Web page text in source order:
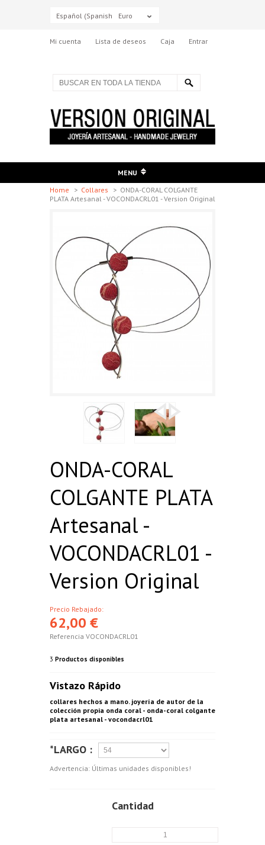
Español (Spanish) Euro
Mi cuenta Lista de deseos Caja Entrar
MENU
Home
> Collares > ONDA-CORAL COLGANTE
PLATA Artesanal - VOCONDACRL01 - Version Original
ONDA-CORAL
COLGANTE PLATA
Artesanal -
VOCONDACRL01 -
Version Original
Precio Rebajado:
62,00 €
Referencia VOCONDACRL01
3 Productos disponibles
Vistazo Rápido
collares hechos a mano. joyería de autor de la
colección propia onda coral - onda-coral colgante
plata artesanal - vocondacrl01
*LARGO :
Advertencia: Últimas unidades disponibles!
Cantidad